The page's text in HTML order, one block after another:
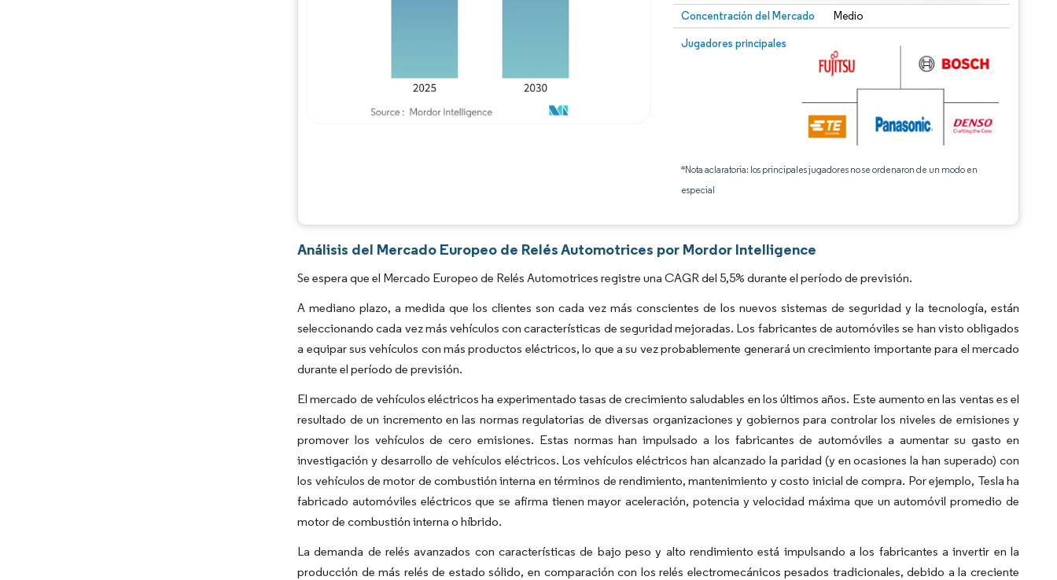
Concentración del Mercado Medio
Jugadores principales
*Nota aclaratoria: los principales jugadores no se ordenaron de un modo en
especial
Análisis del Mercado Europeo de Relés Automotrices por Mordor Intelligence
Se espera que el Mercado Europeo de Relés Automotrices registre una CAGR del 5,5% durante el período de previsión.
A mediano plazo, a medida que los clientes son cada vez más conscientes de los nuevos sistemas de seguridad y la tecnología, están
seleccionando cada vez más vehículos con características de seguridad mejoradas. Los fabricantes de automóviles se han visto obligados
a equipar sus vehículos con más productos eléctricos, lo que a su vez probablemente generará un crecimiento importante para el mercado
durante el período de previsión.
El mercado de vehículos eléctricos ha experimentado tasas de crecimiento saludables en los últimos años. Este aumento en las ventas es el
resultado de un incremento en las normas regulatorias de diversas organizaciones y gobiernos para controlar los niveles de emisiones y
promover los vehículos de cero emisiones. Estas normas han impulsado a los fabricantes de automóviles a aumentar su gasto en
investigación y desarrollo de vehículos eléctricos. Los vehículos eléctricos han alcanzado la paridad (y en ocasiones la han superado) con
los vehículos de motor de combustión interna en términos de rendimiento, mantenimiento y costo inicial de compra. Por ejemplo, Tesla ha
fabricado automóviles eléctricos que se afirma tienen mayor aceleración, potencia y velocidad máxima que un automóvil promedio de
motor de combustión interna o híbrido.
La demanda de relés avanzados con características de bajo peso y alto rendimiento está impulsando a los fabricantes a invertir en la
producción de más relés de estado sólido, en comparación con los relés electromecánicos pesados tradicionales, debido a la creciente